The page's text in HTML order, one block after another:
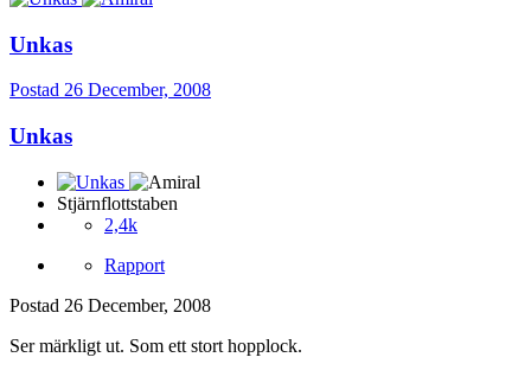
Unkas
Postad 26 December, 2008
Unkas
Stjärnflottstaben
2,4k
Rapport
Postad 26 December, 2008
Ser märkligt ut. Som ett stort hopplock.